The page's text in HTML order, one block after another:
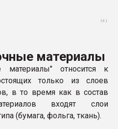
Всё, что касается
ПЕРЕЙТИ НА
( 0 )
материалы
материалы" относится к
только из слоев
в то время как в состав
входят слои
(бумага, фольга, ткань).